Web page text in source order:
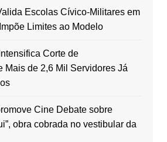
Escolas Cívico-Militares em
Limites ao Modelo
Corte de
Mais de 2,6 Mil Servidores Já
Cine Debate sobre
obra cobrada no vestibular da